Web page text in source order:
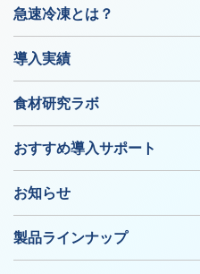
急速冷凍とは？
導入実績
食材研究ラボ
おすすめ導入サポート
お知らせ
製品ラインナップ